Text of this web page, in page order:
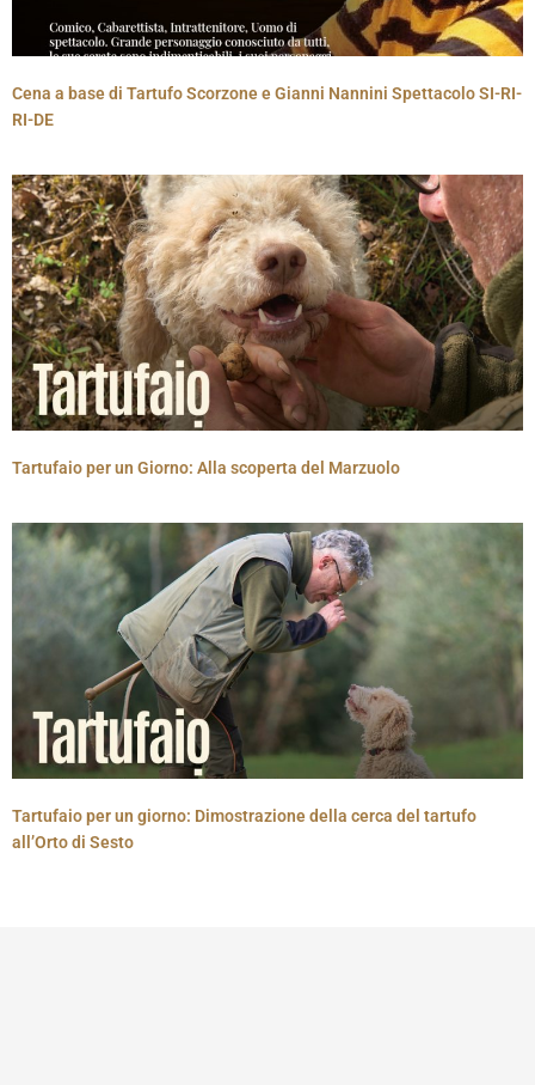
Cena a base di Tartufo Scorzone e Gianni Nannini Spettacolo SI-RI-
RI-DE
Tartufaio per un Giorno: Alla scoperta del Marzuolo
Tartufaio per un giorno: Dimostrazione della cerca del tartufo
all’Orto di Sesto